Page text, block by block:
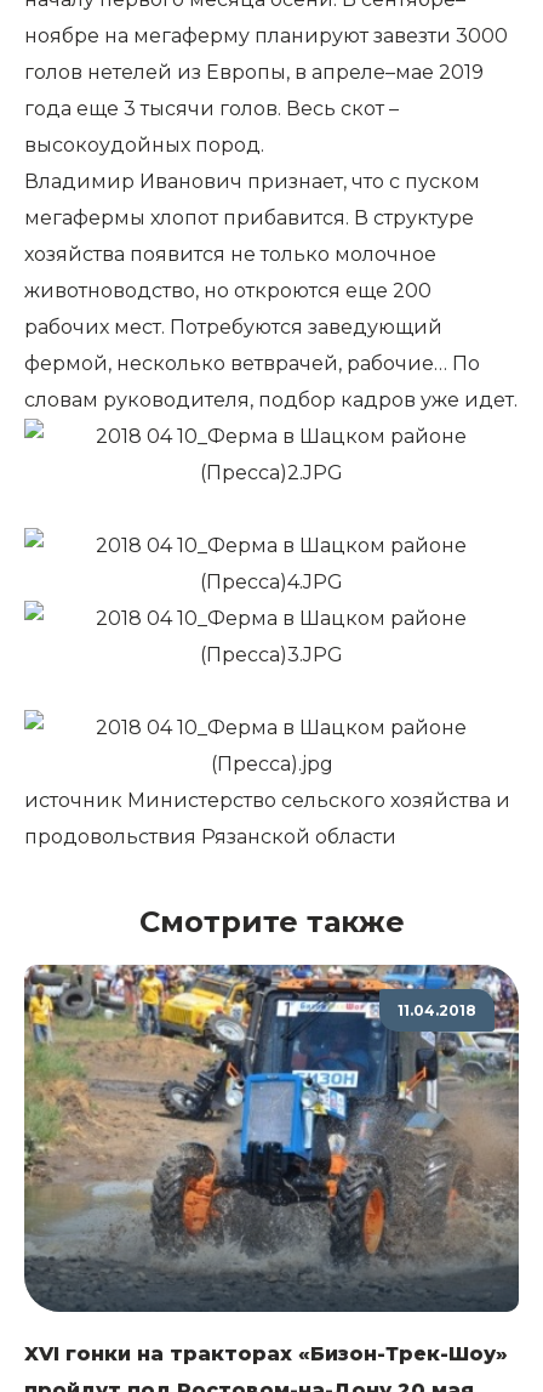
ноябре на мегаферму планируют завезти 3000
голов нетелей из Европы, в апреле–мае 2019
года еще 3 тысячи голов. Весь скот –
высокоудойных пород.
Владимир Иванович признает, что с пуском
мегафермы хлопот прибавится. В структуре
хозяйства появится не только молочное
животноводство, но откроются еще 200
рабочих мест. Потребуются заведующий
фермой, несколько ветврачей, рабочие… По
словам руководителя, подбор кадров уже идет.
источник Министерство сельского хозяйства и
продовольствия Рязанской области
Смотрите также
11.04.2018
XVI гонки на тракторах «Бизон-Трек-Шоу»